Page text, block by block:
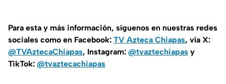
Para esta y más información, síguenos en nuestras redes
sociales como en Facebook: TV Azteca Chiapas, vía X:
@TVAztecaChiapas, Instagram: @tvaztechiapas y
TikTok: @tvaztecachiapas